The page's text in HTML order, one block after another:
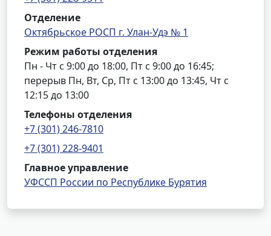
Отделение
Октябрьское РОСП г. Улан-Удэ № 1
Режим работы отделения
Пн - Чт с 9:00 до 18:00, Пт с 9:00 до 16:45;
перерыв Пн, Вт, Ср, Пт с 13:00 до 13:45, Чт с
12:15 до 13:00
Телефоны отделения
+7 (301) 246-7810
+7 (301) 228-9401
Главное управление
УФССП России по Республике Бурятия